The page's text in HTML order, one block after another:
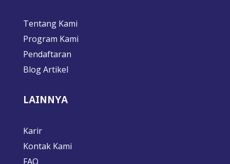
Tentang Kami
Program Kami
Pendaftaran
Blog Artikel
LAINNYA
Karir
Kontak Kami
FAQ